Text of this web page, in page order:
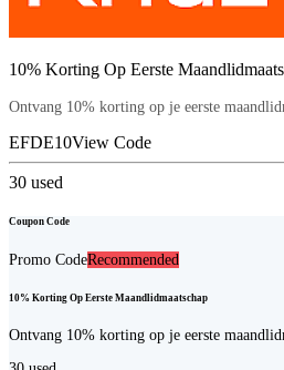
10% Korting Op Eerste
Ontvang 10% korting op je eerste
EFDE10View Code
30 used
Coupon Code
Promo CodeRecommended
10% Korting Op Eerste Maandlidmaatschap
Ontvang 10% korting op je eerste